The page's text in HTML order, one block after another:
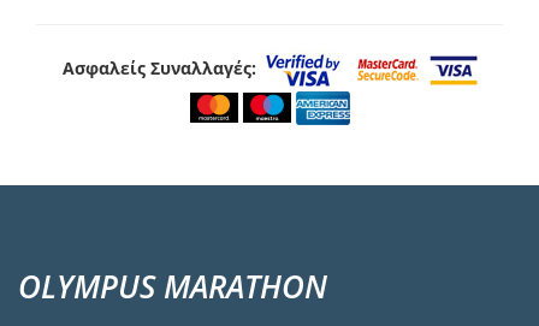
Ασφαλείς Συναλλαγές:
OLYMPUS MARATHON